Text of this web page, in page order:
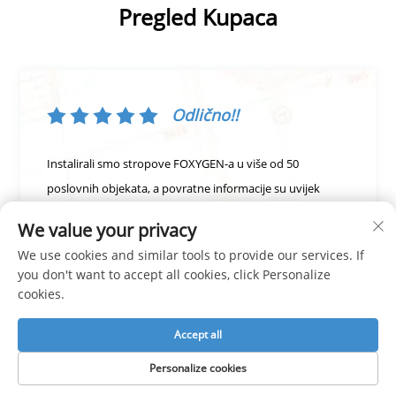
Pregled Kupaca
Odlično!!
Instalirali smo stropove FOXYGEN-a u više od 50
poslovnih objekata, a povratne informacije su uvijek
dosljednost boje između serija je neusporediva. Njihov
logistički tim osigurava blagovremene isporuke — čak i za
hitne narudžbe. A+ za pouzdanost pri veleprodaji.
We value your privacy
We use cookies and similar tools to provide our services. If
you don't want to accept all cookies, click Personalize
cookies.
Personalize cookies
Accept all